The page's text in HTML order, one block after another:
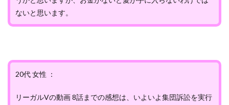
ないと思います。
20代 女性 ：
リーガルVの動画 8話までの感想は、いよいよ集団訴訟を実行